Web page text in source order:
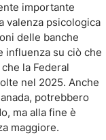
importante
valenza psicologica
delle banche
influenza su ciò che
la Federal
nel 2025. Anche
potrebbero
ma alla fine è
maggiore.